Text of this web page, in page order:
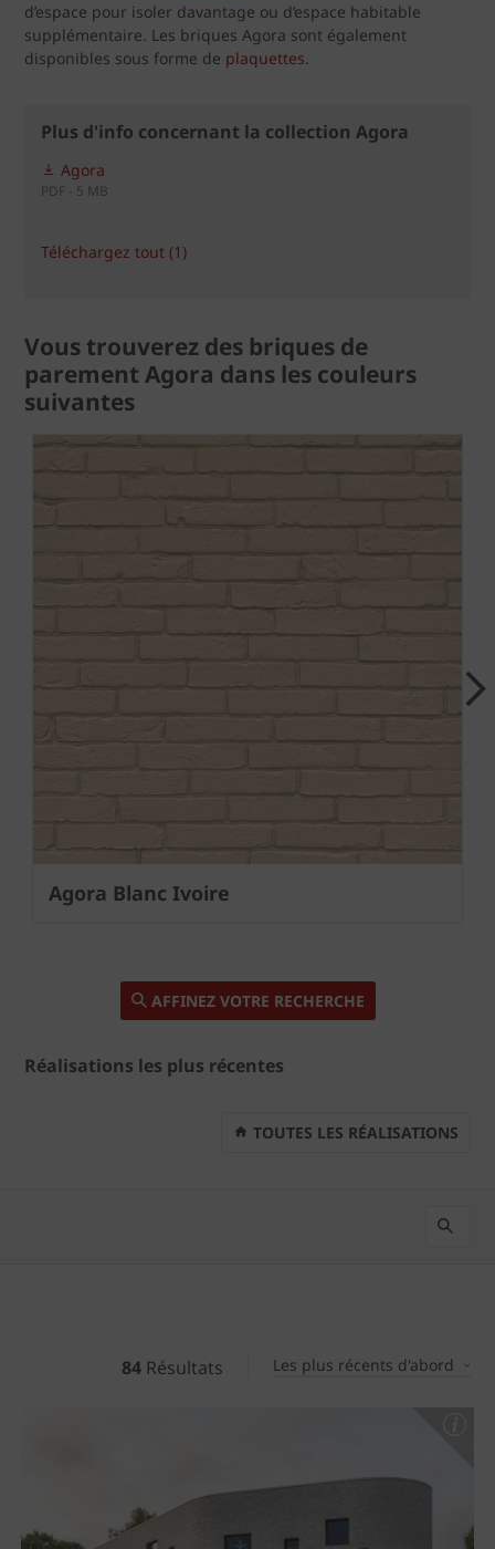
d’espace pour isoler davantage ou d’espace habitable
supplémentaire. Les briques Agora sont également
disponibles sous forme de plaquettes.
Plus d'info concernant la collection Agora
Agora
PDF - 5 MB
Téléchargez tout (1)
Vous trouverez des briques de
parement Agora dans les couleurs
suivantes
Agora Blanc Ivoire
Next
AFFINEZ VOTRE RECHERCHE
Réalisations les plus récentes
TOUTES LES RÉALISATIONS
84 Résultats Les plus récents d'abord